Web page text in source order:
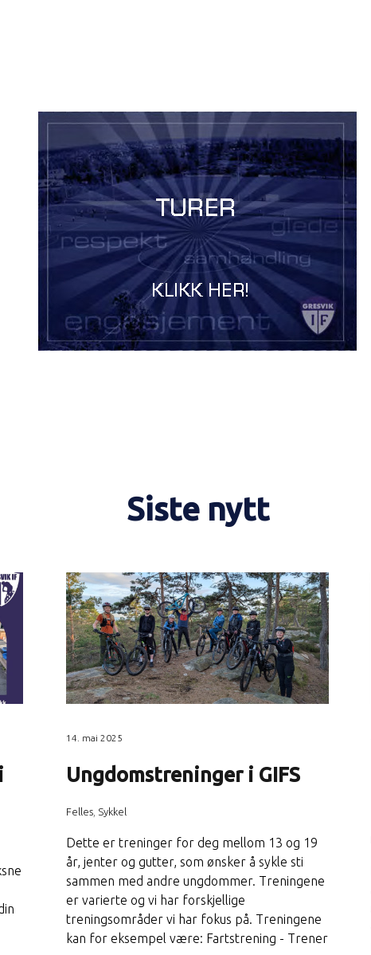
Siste nytt
14. mai 2025
Ungdomstreninger i GIFS
Felles, Sykkel
Dette er treninger for deg mellom 13 og 19
år, jenter og gutter, som ønsker å sykle sti
sammen med andre ungdommer. Treningene
er varierte og vi har forskjellige
treningsområder vi har fokus på. Treningene
kan for eksempel være: Fartstrening - Trener